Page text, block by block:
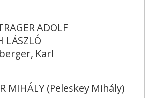
ADOLF
LÁSZLÓ
Karl
MIHÁLY (Peleskey Mihály)